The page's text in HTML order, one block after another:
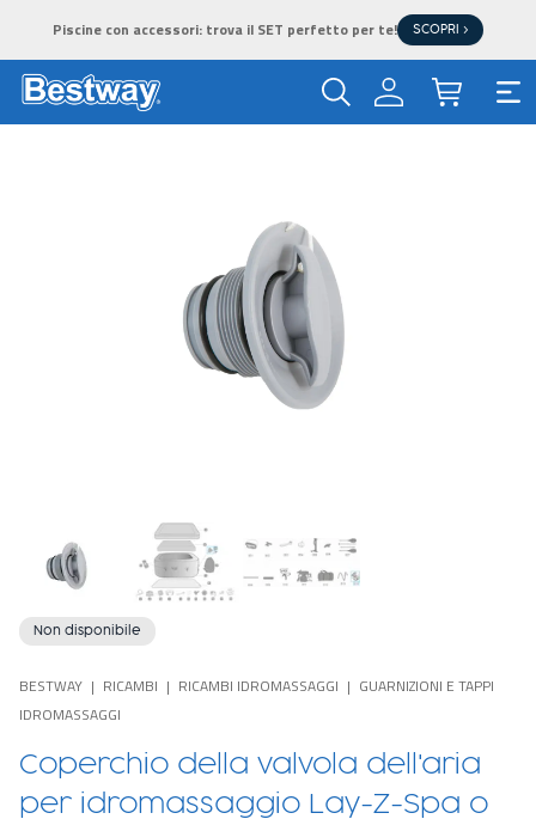
Piscine con accessori: trova il SET perfetto per te! SCOPRI >
Non disponibile
BESTWAY RICAMBI RICAMBI IDROMASSAGGI
GUARNIZIONI E TAPPI
IDROMASSAGGI
Coperchio della valvola dell'aria
per idromassaggio Lay-Z-Spa o